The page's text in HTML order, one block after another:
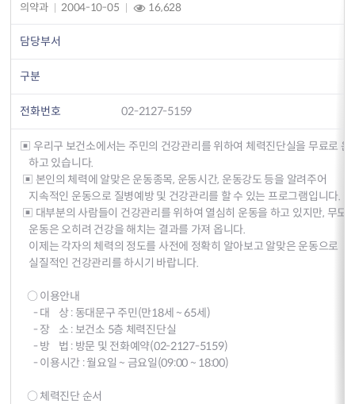
의약과 2004-10-05 16,628
담당부서
구분
전화번호 02-2127-5159
▣ 우리구 보건소에서는 주민의 건강관리를 위하여 체력진단실을 무료로
하고 있습니다.
▣ 본인의 체력에 알맞은 운동종목, 운동시간, 운동강도 등을 알려주어
지속적인 운동으로 질병예방 및 건강관리를 할 수 있는 프로그램입니다.
▣ 대부분의 사람들이 건강관리를 위하여 열심히 운동을 하고 있지만, 무모
운동은 오히려 건강을 해치는 결과를 가져 옵니다.
이제는 각자의 체력의 정도를 사전에 정확히 알아보고 알맞은 운동으로
실질적인 건강관리를 하시기 바랍니다.
○ 이용안내
- 대 상 : 동대문구 주민(만18세 ~ 65세)
- 장 소 : 보건소 5층 체력진단실
- 방 법 : 방문 및 전화예약(02-2127-5159)
- 이용시간 : 월요일 ~ 금요일(09:00 ~ 18:00)
○ 체력진단 순서